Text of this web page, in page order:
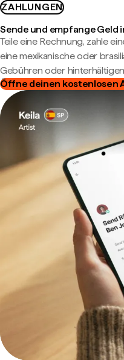
ZAHLUNGEN
Sende und empfange Geld
Teile eine Rechnung, zahle
eine mexikanische oder
Gebühren oder
Öffne deinen kostenlosen